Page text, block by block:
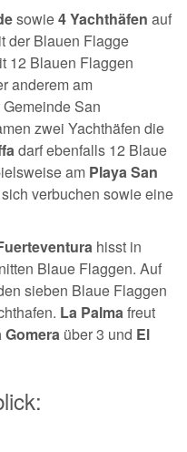
sowie4 Yachthäfen auf
der Blauen Flagge
12 Blauen Flaggen
anderem am
Gemeinde San
zwei Yachthäfen die
darf ebenfalls 12 Blaue
am Playa San
verbuchen sowie eine
hisst in
Blaue Flaggen. Auf
sieben Blaue Flaggen
La Palmafreut
Gomera über 3 und El